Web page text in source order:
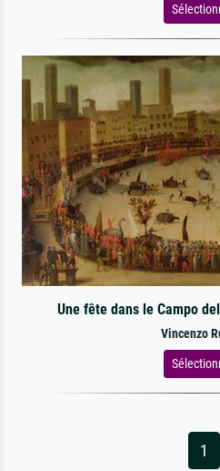
Une fête dans le Campo
Vincenzo
1